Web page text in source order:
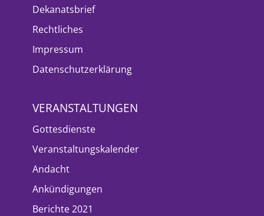
Dekanatsbrief
Rechtliches
Impressum
Datenschutzerklärung
VERANSTALTUNGEN
Gottesdienste
Veranstaltungskalender
Andacht
Ankündigungen
Berichte 2021